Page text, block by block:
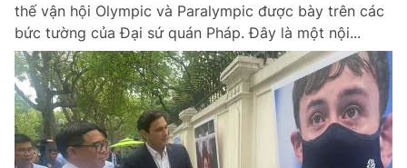
thế vận hội Olympic và Paralympic được bày trên các
bức tường của Đại sứ quán Pháp. Đây là một nội...